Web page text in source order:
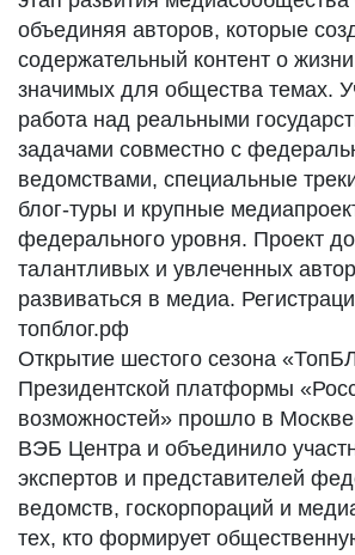
объединяя авторов, которые
содержательный контент о
значимых для общества темах.
работа над реальными
задачами совместно с
ведомствами, специальные
блог-туры и крупные
федерального уровня. Проект
талантливых и увлеченных
развиваться в медиа.
топблог.рф
Открытие шестого сезона
Президентской платформы
возможностей» прошло в
ВЭБ Центра и объединило
экспертов и представителей
ведомств, госкорпораций и
тех, кто формирует